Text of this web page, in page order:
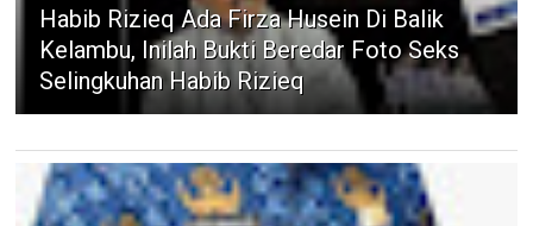
Habib Rizieq Ada Firza Husein Di Balik
Kelambu, Inilah Bukti Beredar Foto Seks
Selingkuhan Habib Rizieq